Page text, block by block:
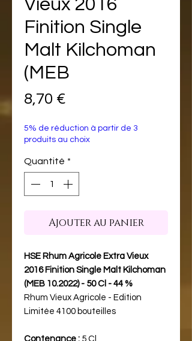
Vieux 2016
Finition Single
Malt Kilchoman
(MEB
8,70 €
5% de réduction à partir de 3
produits au choix
Quantité *
Ajouter au panier
HSE Rhum Agricole Extra Vieux
2016 Finition Single Malt Kilchoman
(MEB 10.2022) - 50 Cl - 44 %
Rhum Vieux Agricole - Edition
Limitée 4100 bouteilles
Contenance : 5 Cl